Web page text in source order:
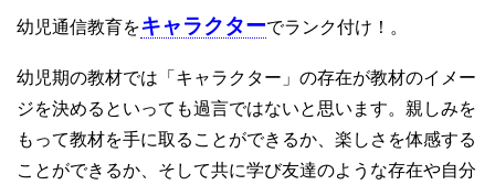
幼児通信教育をキャラクターでランク付け！。
幼児期の教材では「キャラクター」の存在が教材のイメー
ジを決めるといっても過言ではないと思います。親しみを
もって教材を手に取ることができるか、楽しさを体感する
ことができるか、そして共に学び友達のような存在や自分